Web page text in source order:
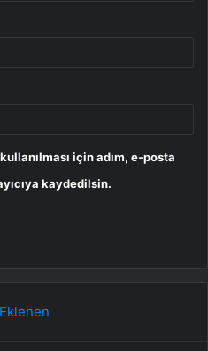
için adım, e-posta
kaydedilsin.